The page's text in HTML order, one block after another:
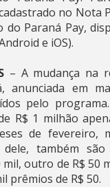
no Nota
do Paraná Pay,
e iOS).
– A mudança na
anunciada em
pelo
R$ 1 milhão
de fevereiro,
dele, também
mil, outro de R$ 50
prêmios de R$ 50.